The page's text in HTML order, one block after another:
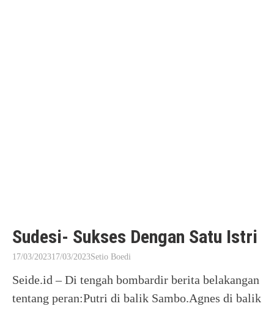
Sudesi- Sukses Dengan Satu Istri
17/03/202317/03/2023Setio Boedi
Seide.id – Di tengah bombardir berita belakangan
tentang peran:Putri di balik Sambo.Agnes di balik